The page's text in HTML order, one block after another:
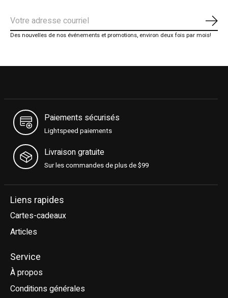
Des nouvelles de nos événements et promotions, environ deux fois par mois!
Paiements sécurisés
Lightspeed paiements
Livraison gratuite
Sur les commandes de plus de $99
Liens rapides
Cartes-cadeaux
Articles
Service
À propos
Conditions générales